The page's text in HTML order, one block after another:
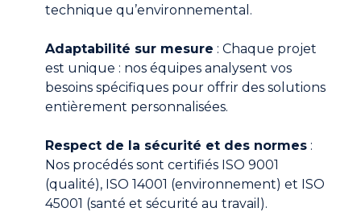
technique qu’environnemental.
Adaptabilité sur mesure : Chaque projet
est unique : nos équipes analysent vos
besoins spécifiques pour offrir des solutions
entièrement personnalisées.
Respect de la sécurité et des normes :
Nos procédés sont certifiés ISO 9001
(qualité), ISO 14001 (environnement) et ISO
45001 (santé et sécurité au travail).